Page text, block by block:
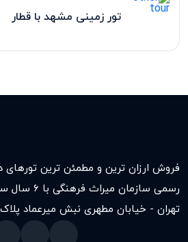
تور زمینی مشهد با قطار
فروش ارزان ترین و مطمئن ترین تورهای
رسمی سازمان میراث فرهنگی با ۶ سال سابقه درخشان
تهران - خیابان مطهری نبش میرعماد پلاک ۱۹۱